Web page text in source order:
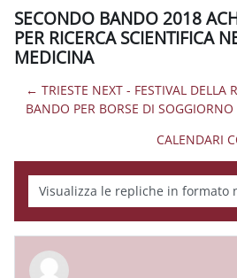
SECONDO BANDO 2018
PER RICERCA SCIENTIFICA
MEDICINA
← TRIESTE NEXT - FESTIVAL DELLA
BANDO PER BORSE DI SOGGIORNO
CALENDARI
Modalità visualizzazione